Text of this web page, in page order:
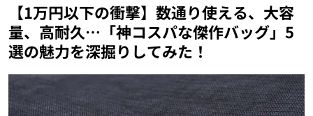
【1万円以下の衝撃】数通り使える、大容
量、高耐久…「神コスパな傑作バッグ」5
選の魅力を深掘りしてみた！